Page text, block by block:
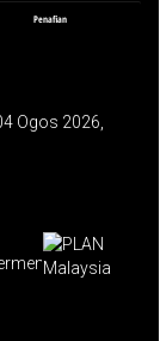
Penafian
Ogos 2026,